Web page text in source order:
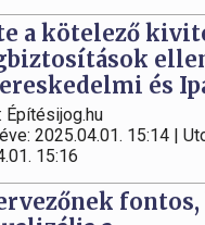
a kötelező
és
Építésijog.hu
2025.04.01. 15:14 |
15:16
fontos,